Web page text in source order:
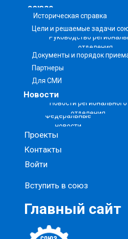
Главный сайт
союзе
Новости
Проекты
Контакты
Войти
Вступить в союз
Историческая справка
Цели и решаемые задачи
Руководство
отделения
Документы и порядок
Партнеры
Для СМИ
Новости регионального
отделения
Федеральные
новости